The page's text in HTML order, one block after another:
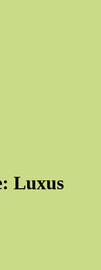
Luxus